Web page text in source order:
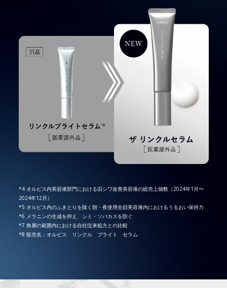
*4 オルビス内美容液部門における旧シワ改善美容液の総売上個数（2024年1月〜
2024年12月）
*5 オルビス内のふきとりを除く朝・夜使用全顔美容液内におけるうるおい保持力
*6 メラニンの生成を抑え、シミ・ソバカスを防ぐ
*7 角層の範囲内における自社従来処方との比較
*8 販売名：オルビス リンクル ブライト セラム